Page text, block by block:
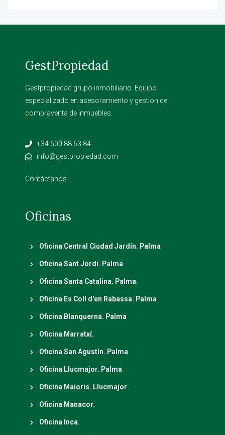
GestPropiedad
Gestpropiedad grupo inmobiliario. Equipo
especializado en asesoramiento y gestion de
compraventa de inmuebles.
+34 600 88 63 84
info@gestpropiedad.com
Contáctanos
Oficinas
Oficina Central Ciudad Jardín. Palma
Oficina Sant Jordi. Palma
Oficina Santa Catalina. Palma.
Oficina Es Coll d'en Rabassa. Palma
Oficina Blanquerna. Palma
Oficina Marratxí.
Oficina San Agustín. Palma
Oficina Llucmajor. Palma
Oficina Maioris. Llucmajor
Oficina Manacor.
Oficina Inca.